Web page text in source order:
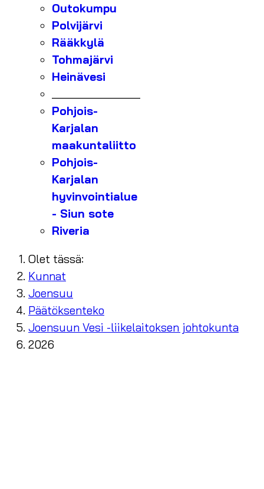
Outokumpu
Polvijärvi
Rääkkylä
Tohmajärvi
Heinävesi
Pohjois-
Karjalan
maakuntaliitto
Pohjois-
Karjalan
hyvinvointialue
- Siun sote
Riveria
Olet tässä:
Kunnat
Joensuu
Päätöksenteko
Joensuun Vesi -liikelaitoksen johtokunta
2026